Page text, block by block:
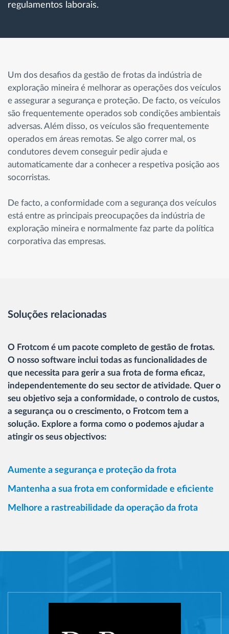
Como resolvemos cada necessidade da
atividade da frota
Calculadora de Benefícios
regulamentos laborais.
Um dos desafios da gestão de frotas da indústria de
exploração mineira é melhorar as operações dos veículos
e assegurar a segurança e proteção. De facto, os veículos
são frequentemente operados sob condições ambientais
adversas. Além disso, os veículos são frequentemente
operados em áreas remotas. Se algo correr mal, os
condutores devem conseguir pedir ajuda e
automaticamente dar a conhecer a respetiva posição aos
socorristas.
De facto, a conformidade com a segurança dos veículos
está entre as principais preocupações da indústria de
exploração mineira e normalmente faz parte da política
corporativa das empresas.
Soluções relacionadas
O Frotcom é um pacote completo de gestão de frotas.
O nosso software inclui todas as funcionalidades de
que necessita para gerir a sua frota de forma eficaz,
independentemente do seu sector de atividade. Quer o
seu objetivo seja a conformidade, o controlo de custos,
a segurança ou o crescimento, o Frotcom tem a
solução. Explore a forma como o podemos ajudar a
atingir os seus objectivos:
Aumente a segurança e proteção da frota
Mantenha a sua frota em conformidade e eficiente
Melhore a rastreabilidade da operação da frota